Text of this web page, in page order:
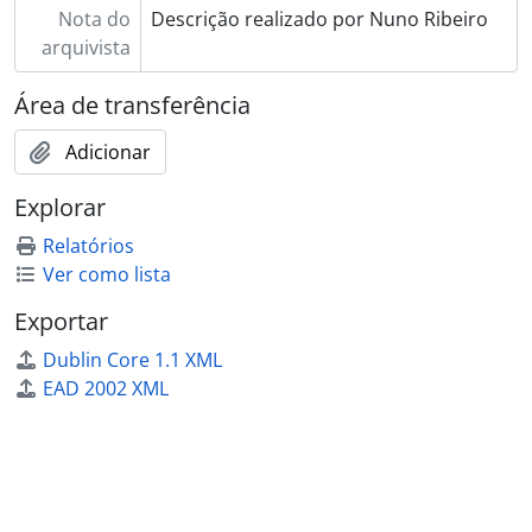
[Documento simples] 078 - Recorte de jornal sobre presença do bispo em reunião dos rotários do Porto, 1973-03-27
[Documento simples] 079 - Recorte de jornal sobre os ministérios laicais, 1973-04-02
[Documento simples] 080 - Recorte de jornal sobre pontifical de Páscoa, 1973-04-23
[Documento simples] 081 - Recorte de jornal com notícia sobre visita a obras em paróquia, 1973-04-26
[Documento simples] 082 - Recorte de jornal sobre tema central das comemorações das bodas de prata episcopais, 1973-04-28
[Documento simples] 083 - Recorte de jornal com editorial sobre lugar do bispo, 1973-04-28
[Documento simples] 086 - Recorte de jornal com reflexões do bispo sobre renovação da igreja, 1973-04-30
[Documento simples] 087 - Recorte de jornal sobre abertura da igreja, 1973-05-03
[Documento simples] 091 - Recorte de jornal com reportagem sobre celebrações dos 25 anos de episcopado, 1973-05-03
[Documento simples] 092 - Recorte de jornal com editorial sobre lugar do bispo, 1973-05-05
Nota do
arquivista
Descrição realizado por Nuno Ribeiro
Área de transferência
Adicionar
Explorar
Relatórios
Ver como lista
Exportar
Dublin Core 1.1 XML
EAD 2002 XML